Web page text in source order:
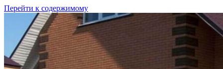
Перейти к содержимому